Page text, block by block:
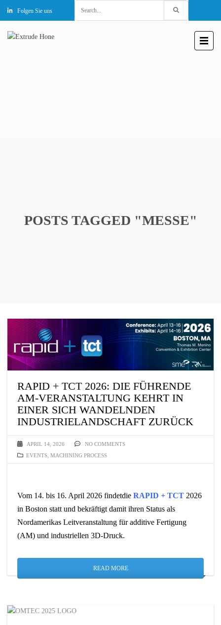
Folgen Sie uns
for:
POSTS TAGGED "MESSE"
RAPID + TCT 2026: DIE FÜHRENDE
AM-VERANSTALTUNG KEHRT IN
EINER SICH WANDELNDEN
INDUSTRIELANDSCHAFT ZURÜCK
APRIL 14, 2026
NO COMMENTS
EVENTS MACHINING PROCESS
Vom 14. bis 16. April 2026 findetdie RAPID + TCT 2026
in Boston statt und bekräftigt damit ihren Status als
Nordamerikas Leitveranstaltung für additive Fertigung
(AM) und industriellen 3D-Druck.
READ MORE